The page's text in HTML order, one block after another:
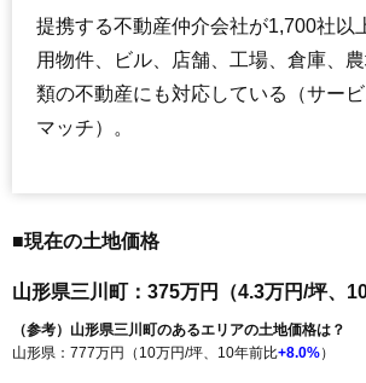
提携する不動産仲介会社が1,700社以
用物件、ビル、店舗、工場、倉庫、
類の不動産にも対応している（サー
マッチ）。
■現在の土地価格
山形県三川町：375万円（4.3万円/坪、
（参考）山形県三川町のあるエリアの土地価格は？
山形県：777万円（10万円/坪、10年前比+8.0%）